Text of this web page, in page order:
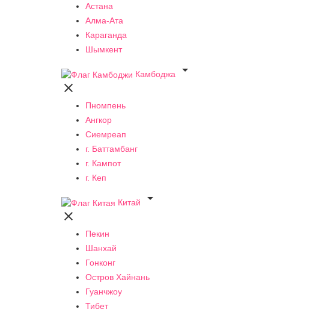
Астана
Алма-Ата
Караганда
Шымкент
Камбоджа


Пномпень
Ангкор
Сиемреап
г. Баттамбанг
г. Кампот
г. Кеп
Китай


Пекин
Шанхай
Гонконг
Остров Хайнань
Гуанчжоу
Тибет